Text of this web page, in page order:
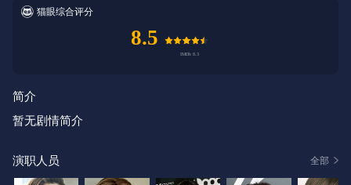
猫眼综合评分
8.5
简介
暂无剧情简介
演职人员 全部